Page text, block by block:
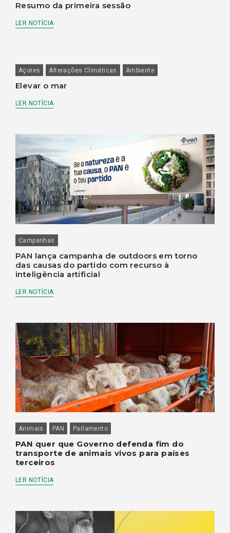
Resumo da primeira sessão
LER NOTÍCIA
Açores Alterações Climáticas Ambiente
Elevar o mar
LER NOTÍCIA
Campanhas
PAN lança campanha de outdoors em torno
das causas do partido com recurso à
inteligência artificial
LER NOTÍCIA
Animais PAN Parlamento
PAN quer que Governo defenda fim do
transporte de animais vivos para países
terceiros
LER NOTÍCIA